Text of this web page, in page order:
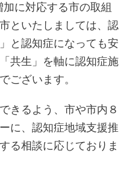
に対応する市の取組
といたしましては、認
と認知症になっても安
共生」を軸に認知症施
ございます。
きるよう、市や市内８
に、認知症地域支援推
る相談に応じておりま